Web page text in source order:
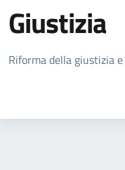
Giustizia
Dettagli
Riforma della giustizia